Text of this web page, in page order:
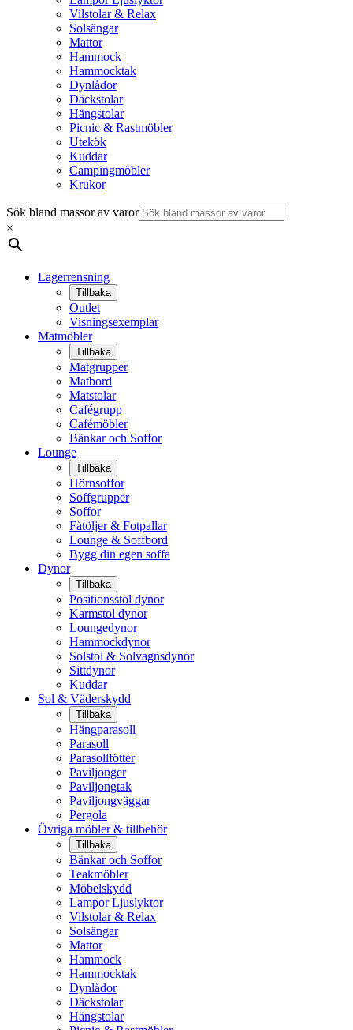
Vilstolar & Relax
Solsängar
Mattor
Hammock
Hammocktak
Dynlådor
Däckstolar
Hängstolar
Picnic & Rastmöbler
Utekök
Kuddar
Campingmöbler
Krukor
Sök bland massor av varor
×
Lagerrensning
Tillbaka
Outlet
Visningsexemplar
Matmöbler
Tillbaka
Matgrupper
Matbord
Matstolar
Cafégrupp
Cafémöbler
Bänkar och Soffor
Lounge
Tillbaka
Hörnsoffor
Soffgrupper
Soffor
Fåtöljer & Fotpallar
Lounge & Soffbord
Bygg din egen soffa
Dynor
Tillbaka
Positionsstol dynor
Karmstol dynor
Loungedynor
Hammockdynor
Solstol & Solvagnsdynor
Sittdynor
Kuddar
Sol & Väderskydd
Tillbaka
Hängparasoll
Parasoll
Parasollfötter
Paviljonger
Paviljongtak
Paviljongväggar
Pergola
Övriga möbler & tillbehör
Tillbaka
Bänkar och Soffor
Teakmöbler
Möbelskydd
Lampor Ljuslyktor
Vilstolar & Relax
Solsängar
Mattor
Hammock
Hammocktak
Dynlådor
Däckstolar
Hängstolar